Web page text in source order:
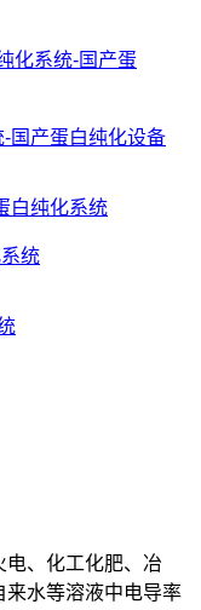
国产蛋白纯化设备
统
电、化工化肥、冶
来水等溶液中电导率